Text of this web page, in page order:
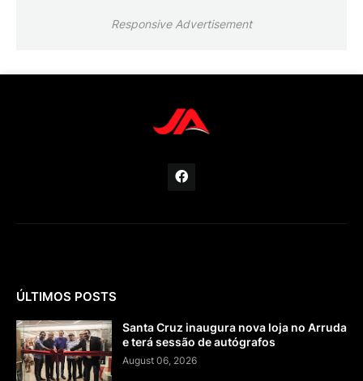
Responsive Advertisement
ÚLTIMOS POSTS
Santa Cruz inaugura nova loja no Arruda
e terá sessão de autógrafos
August 06, 2026